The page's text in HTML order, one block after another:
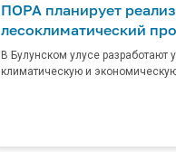
ПОРА планирует
лесоклиматический
В Булунском улусе разработают
климатическую и